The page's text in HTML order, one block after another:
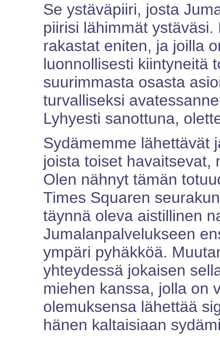
Se ystäväpiiri, josta
piirisi lähimmät
rakastat eniten, ja joilla
luonnollisesti kiintyneitä
suurimmasta osasta
turvalliseksi
Lyhyesti sanottuna,
Sydämemme lähettävät
joista toiset havaitsevat,
Olen nähnyt tämän
Times Squaren
täynnä oleva aistillinen
Jumalanpalvelukseen
ympäri pyhäkköä.
yhteydessä jokaisen
miehen kanssa, jolla on
olemuksensa lähettää
hänen kaltaisiaan